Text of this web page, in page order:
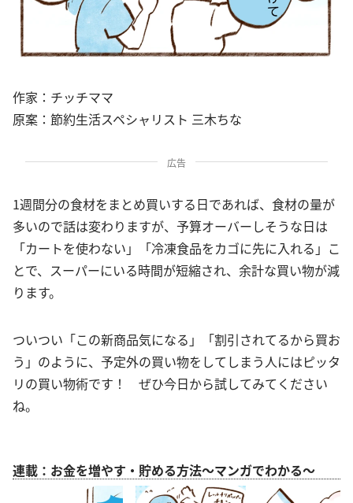
作家：チッチママ
原案：節約生活スペシャリスト 三木ちな
広告
1週間分の食材をまとめ買いする日であれば、食材の量が
多いので話は変わりますが、予算オーバーしそうな日は
「カートを使わない」「冷凍食品をカゴに先に入れる」こ
とで、スーパーにいる時間が短縮され、余計な買い物が減
ります。
ついつい「この新商品気になる」「割引されてるから買お
う」のように、予定外の買い物をしてしまう人にはピッタ
リの買い物術です！ ぜひ今日から試してみてください
ね。
連載：お金を増やす・貯める方法～マンガでわかる～